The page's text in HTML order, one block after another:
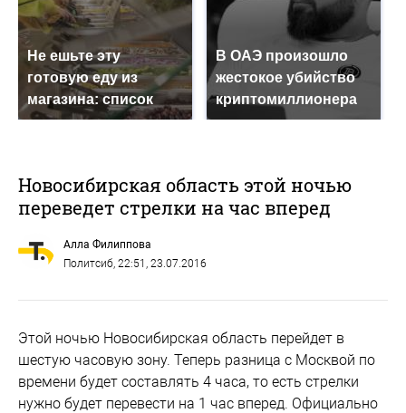
Не ешьте эту
готовую еду из
магазина: список
В ОАЭ произошло
жестокое убийство
криптомиллионера
Новосибирская область этой ночью
переведет стрелки на час вперед
Алла Филиппова
Политсиб, 22:51, 23.07.2016
Этой ночью Новосибирская область перейдет в
шестую часовую зону. Теперь разница с Москвой по
времени будет составлять 4 часа, то есть стрелки
нужно будет перевести на 1 час вперед. Официально